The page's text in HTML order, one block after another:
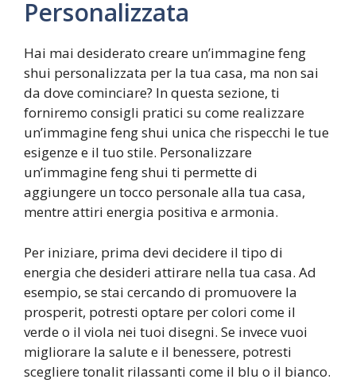
Personalizzata
Hai mai desiderato creare un’immagine feng
shui personalizzata per la tua casa, ma non sai
da dove cominciare? In questa sezione, ti
forniremo consigli pratici su come realizzare
un’immagine feng shui unica che rispecchi le tue
esigenze e il tuo stile. Personalizzare
un’immagine feng shui ti permette di
aggiungere un tocco personale alla tua casa,
mentre attiri energia positiva e armonia.
Per iniziare, prima devi decidere il tipo di
energia che desideri attirare nella tua casa. Ad
esempio, se stai cercando di promuovere la
prosperit, potresti optare per colori come il
verde o il viola nei tuoi disegni. Se invece vuoi
migliorare la salute e il benessere, potresti
scegliere tonalit rilassanti come il blu o il bianco.